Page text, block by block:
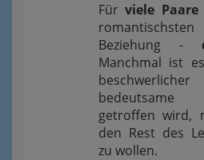
Fürviele Paare
Beziehung -
Manchmal ist
bedeutsame
getroffen wird,
den Rest des
zu wollen.